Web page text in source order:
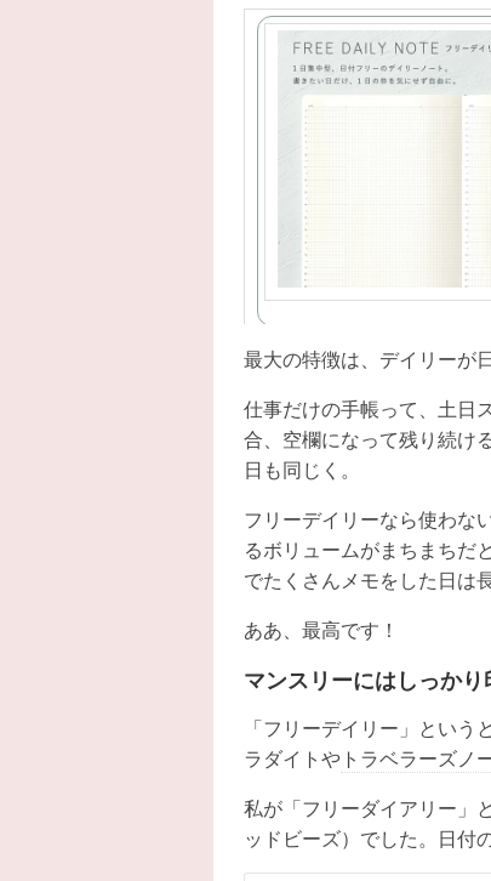
最大の特徴は、デイリーが
仕事だけの手帳って、土日
合、空欄になって残り続け
日も同じく。
フリーデイリーなら使わな
るボリュームがまちまちだ
でたくさんメモをした日は
ああ、最高です！
マンスリーにはしっか
「フリーデイリー」とい
ラダイトや トラベラーズノ
私が「フリーダイアリー」
ッドビーズ）でした。日付